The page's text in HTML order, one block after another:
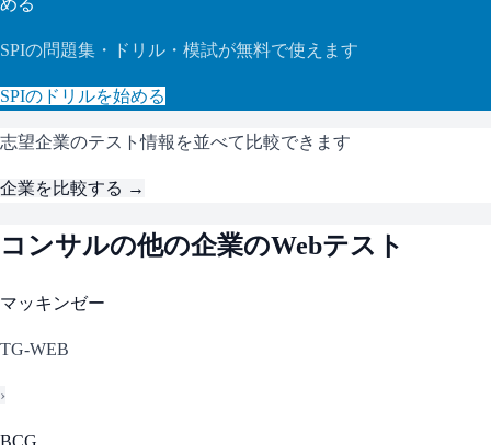
める
SPIの問題集・ドリル・模試が無料で使えます
SPIのドリルを始める
志望企業のテスト情報を並べて比較できます
企業を比較する →
コンサルの他の企業のWebテスト
マッキンゼー
TG-WEB
›
BCG